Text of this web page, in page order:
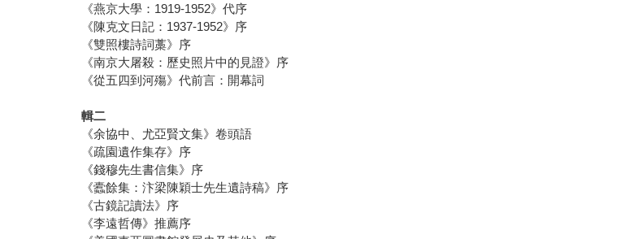
《燕京大學：1919-1952》代序
《陳克文日記：1937-1952》序
《雙照樓詩詞藁》序
《南京大屠殺：歷史照片中的見證》序
《從五四到河殤》代前言：開幕詞
輯二
《余協中、尤亞賢文集》卷頭語
《疏園遺作集存》序
《錢穆先生書信集》序
《蠹餘集：汴梁陳穎士先生遺詩稿》序
《古鏡記讀法》序
《李遠哲傳》推薦序